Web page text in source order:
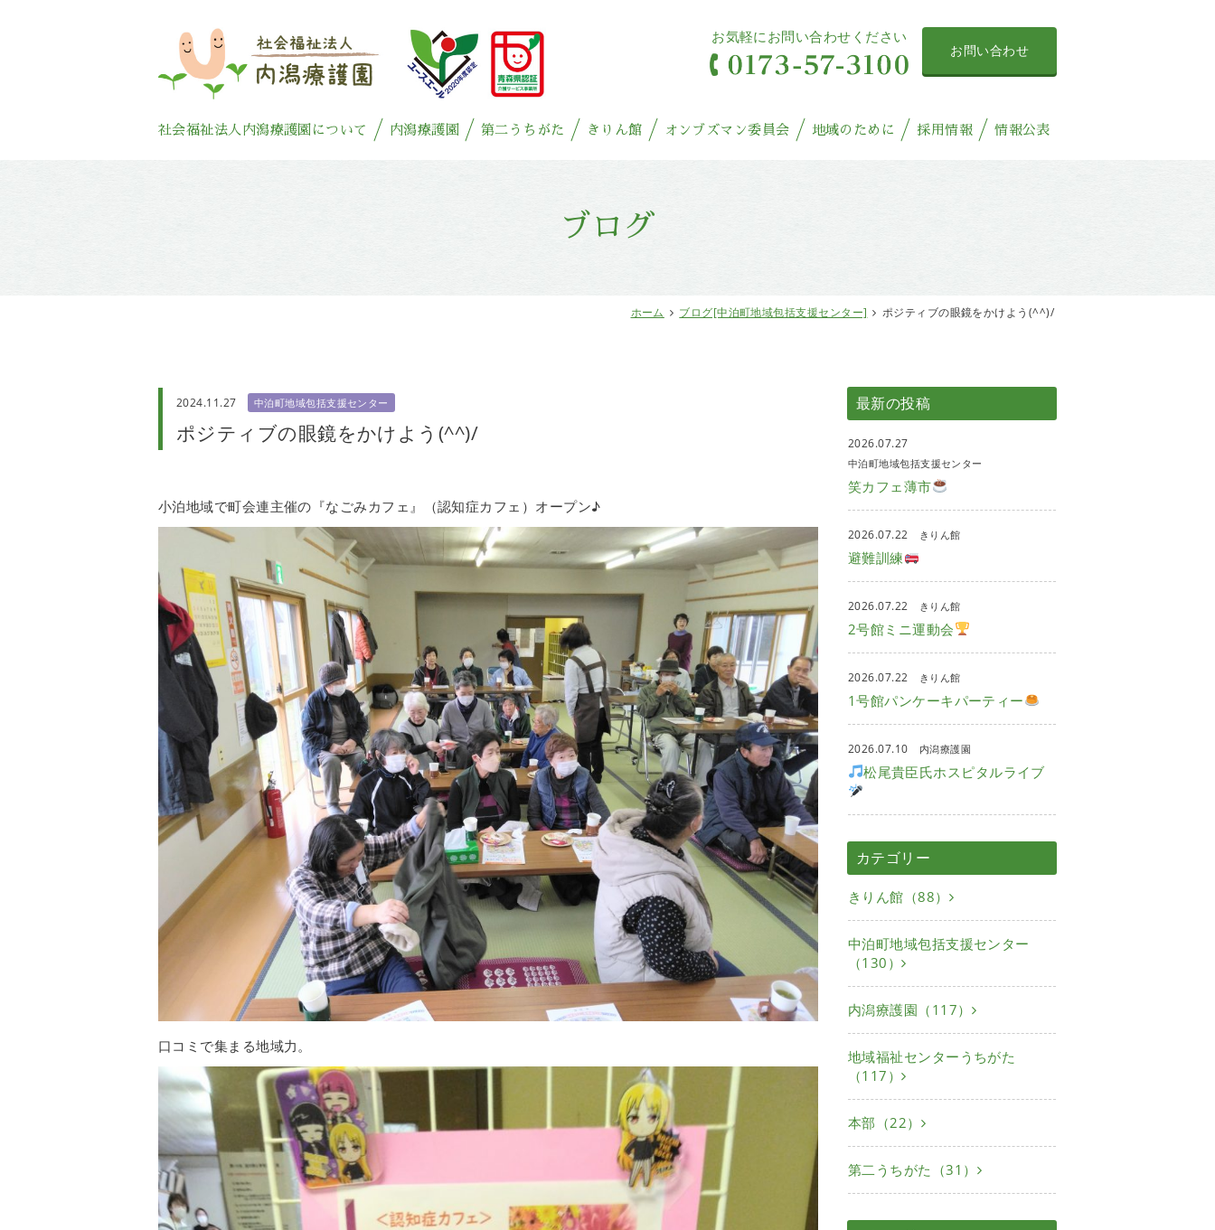
お気軽にお問い合わせください
お問い合わせ
社会福祉法人内潟療護園について 内潟療護園 第二うちがた きりん館 オンブズマン委員会 地域のために 採用情報 情報公表
ブログ
ホーム ブログ[中泊町地域包括支援センター] ポジティブの眼鏡をかけよう(^^)/
2024.11.27 中泊町地域包括支援センター
ポジティブの眼鏡をかけよう(^^)/
小泊地域で町会連主催の『なごみカフェ』（認知症カフェ）オープン♪
口コミで集まる地域力。
最新の投稿
2026.07.27
中泊町地域包括支援センター
笑カフェ薄市
2026.07.22 きりん館
避難訓練
2026.07.22 きりん館
2号館ミニ運動会
2026.07.22 きりん館
1号館パンケーキパーティー
2026.07.10 内潟療護園
松尾貴臣氏ホスピタルライブ
カテゴリー
きりん館（88）
中泊町地域包括支援センター
（130）
内潟療護園（117）
地域福祉センターうちがた
（117）
本部（22）
第二うちがた（31）